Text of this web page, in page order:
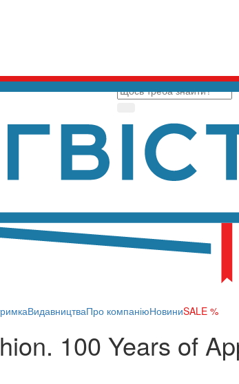
ВидавництваПро компаніюНовиниSALE %
100 Years of